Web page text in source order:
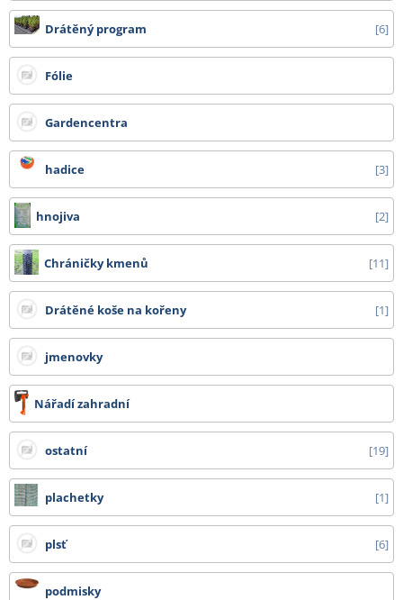
Drátěný program 6
Fólie
Gardencentra
hadice 3
hnojiva 2
Chráničky kmenů 11
Drátěné koše na kořeny 1
jmenovky
Nářadí zahradní
ostatní 19
plachetky 1
plsť 6
podmisky